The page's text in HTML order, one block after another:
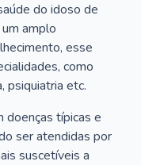
do idoso de
amplo
esse
como
psiquiatria etc.
doenças típicas e
ser atendidas por
suscetíveis a